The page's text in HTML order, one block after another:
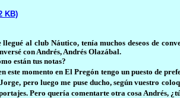
KB)
al club Náutico, tenía muchos deseos de
con Andrés, Andrés Olazábal.
están tus notas?
este momento en El Pregón tengo un puesto de
pero luego me puse ducho, según vuestro
Pero quería comentarte otra cosa Andrés,